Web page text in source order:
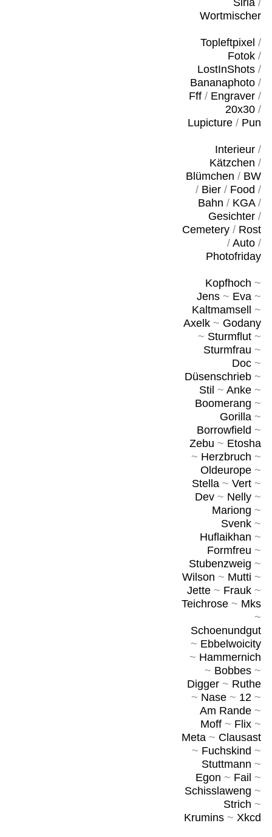
Siria/
Wortmischer
Topleftpixel /
Fotok/
LostInShots/
Bananaphoto/
Fff/ Engraver/
20x30/
Lupicture/ Pun
Interieur/
Kätzchen /
Blümchen / BW
/ Bier/ Food /
Bahn / KGA/
Gesichter/
Cemetery/ Rost
/ Auto/
Photofriday
Kopfhoch ~
Jens~ Eva~
Kaltmamsell
~
Axelk~ Godany
~ Sturmflut~
Sturmfrau ~
Doc~
Düsenschrieb~
Stil ~ Anke~
Boomerang ~
Gorilla~
Borrowfield ~
Zebu ~ Etosha
~ Herzbruch ~
Oldeurope~
Stella~ Vert~
Dev~ Nelly~
Mariong ~
Svenk~
Huflaikhan ~
Formfreu ~
Stubenzweig ~
Wilson ~ Mutti ~
Jette~ Frauk~
Teichrose~ Mks
~
Schoenundgut
~ Ebbelwoicity
~ Hammernich
~ Bobbes~
Digger~ Ruthe
~ Nase~ 12~
Am Rande~
Moff~ Flix~
Meta~ Clausast
~ Fuchskind ~
Stuttmann ~
Egon ~ Fail ~
Schisslaweng ~
Strich ~
Krumins~ Xkcd